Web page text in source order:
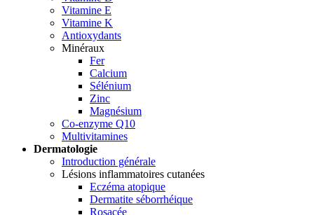
Vitamine E
Vitamine K
Antioxydants
Minéraux
Fer
Calcium
Sélénium
Zinc
Magnésium
Co-enzyme Q10
Multivitamines
Dermatologie
Introduction générale
Lésions inflammatoires cutanées
Eczéma atopique
Dermatite séborrhéique
Rosacée